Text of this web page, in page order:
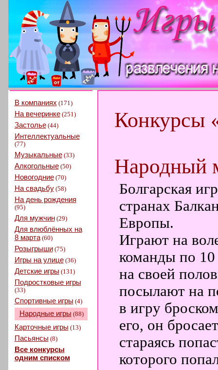
В компаниях (171)
На вечеринке(251)
Застолье(44)
Интеллектуальные
(77)
Музыкальные(33)
Алкогольные(50)
Новогодние(70)
На свадьбу(58)
На день рождения
(95)
Для мужчин(29)
Для влюблённых на
8 марта(60)
Розыгрыши(75)
Игры на улице(36)
Детские игры (131)
Подростковые игры
(33)
Спортивные игры (4)
Народные игры (88)
Карточные игры (13)
Пасьянсы (8)
Все конкурсы
одним списком
Конкурсы
Народный
Болгарская
странах
Европы.
Играют на
команды по 10
на своей
посылают на
в игру
его, он
стараясь
которого